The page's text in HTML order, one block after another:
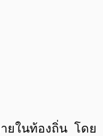
ยในท้องถิ่น โดย